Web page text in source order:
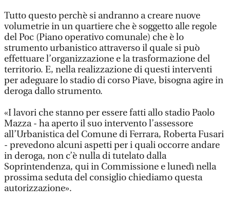
Tutto questo perchè si andranno a creare nuove
volumetrie in un quartiere che è soggetto alle regole
del Poc (Piano operativo comunale) che è lo
strumento urbanistico attraverso il quale si può
effettuare l’organizzazione e la trasformazione del
territorio. E, nella realizzazione di questi interventi
per adeguare lo stadio di corso Piave, bisogna agire in
deroga dallo strumento.
«I lavori che stanno per essere fatti allo stadio Paolo
Mazza - ha aperto il suo intervento l’assessore
all’Urbanistica del Comune di Ferrara, Roberta Fusari
- prevedono alcuni aspetti per i quali occorre andare
in deroga, non c’è nulla di tutelato dalla
Soprintendenza, qui in Commissione e lunedì nella
prossima seduta del consiglio chiediamo questa
autorizzazione».